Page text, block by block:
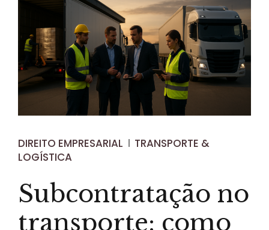
DIREITO EMPRESARIAL
TRANSPORTE &
LOGÍSTICA
Subcontratação no
transporte: como